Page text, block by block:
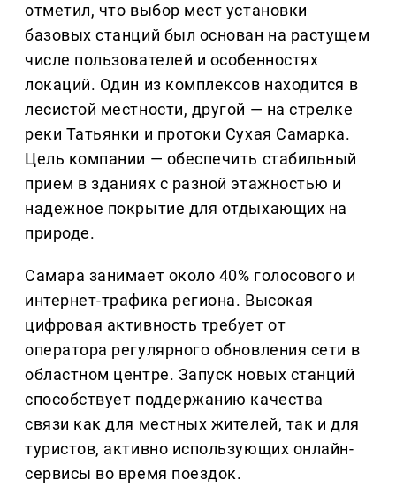
отметил, что выбор мест установки
базовых станций был основан на растущем
числе пользователей и особенностях
локаций. Один из комплексов находится в
лесистой местности, другой — на стрелке
реки Татьянки и протоки Сухая Самарка.
Цель компании — обеспечить стабильный
прием в зданиях с разной этажностью и
надежное покрытие для отдыхающих на
природе.
Самара занимает около 40% голосового и
интернет-трафика региона. Высокая
цифровая активность требует от
оператора регулярного обновления сети в
областном центре. Запуск новых станций
способствует поддержанию качества
связи как для местных жителей, так и для
туристов, активно использующих онлайн-
сервисы во время поездок.